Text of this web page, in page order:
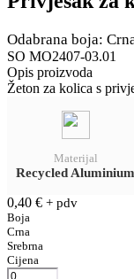
Odabrana boja:
SO MO2407-03.01
Opis proizvoda
Žeton za kolica s
Materijal
Recycled Aluminium
0,40 € + pdv
Boja
Crna
Srebrna
Cijena